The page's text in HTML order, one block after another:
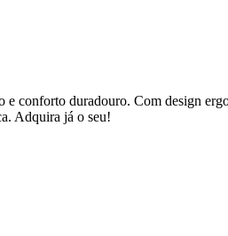
duradouro. Com design
Adquira já o seu!